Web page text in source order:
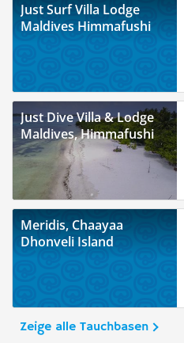
Just Surf Villa Lodge
Maldives Himmafushi
Just Dive Villa & Lodge
Maldives, Himmafushi
Meridis, Chaayaa
Dhonveli Island
Zeige alle Tauchbasen